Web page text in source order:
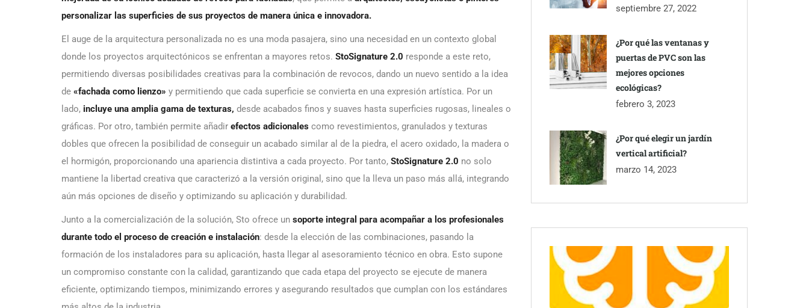
personalizar las superficies de sus proyectos de manera única e innovadora.
El auge de la arquitectura personalizada no es una moda pasajera, sino una necesidad en un contexto global
donde los proyectos arquitectónicos se enfrentan a mayores retos. StoSignature 2.0 responde a este reto,
permitiendo diversas posibilidades creativas para la combinación de revocos, dando un nuevo sentido a la idea
de «fachada como lienzo» y permitiendo que cada superficie se convierta en una expresión artística. Por un
lado, incluye una amplia gama de texturas, desde acabados finos y suaves hasta superficies rugosas, lineales o
gráficas. Por otro, también permite añadir efectos adicionales como revestimientos, granulados y texturas
dobles que ofrecen la posibilidad de conseguir un acabado similar al de la piedra, el acero oxidado, la madera o
el hormigón, proporcionando una apariencia distintiva a cada proyecto. Por tanto, StoSignature 2.0 no solo
mantiene la libertad creativa que caracterizó a la versión original, sino que la lleva un paso más allá, integrando
aún más opciones de diseño y optimizando su aplicación y durabilidad.
Junto a la comercialización de la solución, Sto ofrece un soporte integral para acompañar a los profesionales
durante todo el proceso de creación e instalación: desde la elección de las combinaciones, pasando la
formación de los instaladores para su aplicación, hasta llegar al asesoramiento técnico en obra. Esto supone
un compromiso constante con la calidad, garantizando que cada etapa del proyecto se ejecute de manera
eficiente, optimizando tiempos, minimizando errores y asegurando resultados que cumplan con los estándares
septiembre 27, 2022
¿Por qué las ventanas y
puertas de PVC son las
mejores opciones
ecológicas?
febrero 3, 2023
¿Por qué elegir un jardín
vertical artificial?
marzo 14, 2023